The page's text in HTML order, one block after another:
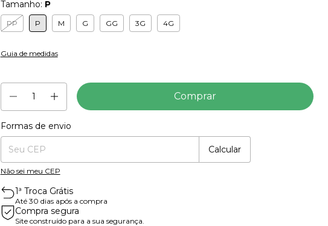
Tamanho: P
PP P M G GG 3G 4G
Guia de medidas
Entregas para o CEP:
Formas de envio
Calcular
Não sei meu CEP
1ª Troca Grátis
Até 30 dias após a compra
Compra segura
Site construído para a sua segurança.